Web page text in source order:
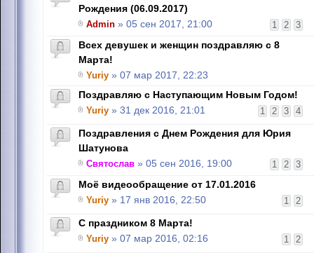
Рождения (06.09.2017)
1 2 3
Admin » 05 сен 2017, 21:00
Всех девушек и женщин поздравляю с 8
Марта!
Yuriy » 07 мар 2017, 22:23
Поздравляю с Наступающим Новым Годом!
1 2 3 4
Yuriy » 31 дек 2016, 21:01
Поздравления с Днем Рождения для Юрия
Шатунова
1 2 3
Святослав » 05 сен 2016, 19:00
Моё видеообращение от 17.01.2016
1 2
Yuriy » 17 янв 2016, 22:50
C праздником 8 Марта!
1 2
Yuriy » 07 мар 2016, 02:16